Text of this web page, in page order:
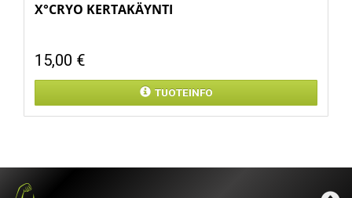
X°CRYO KERTAKÄYNTI
15,00 €
TUOTEINFO